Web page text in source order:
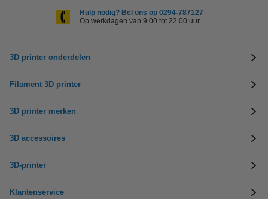
Hulp nodig? Bel ons op 0294-787127
Op werkdagen van 9.00 tot 22.00 uur
3D printer onderdelen
Filament 3D printer
3D printer merken
3D accessoires
3D-printer
Klantenservice